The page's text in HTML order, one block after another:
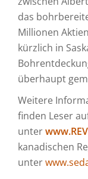
das
Millionen
kürzlich in
überhaupt
Weitere
finden Leser
unter
kanadischen
unter